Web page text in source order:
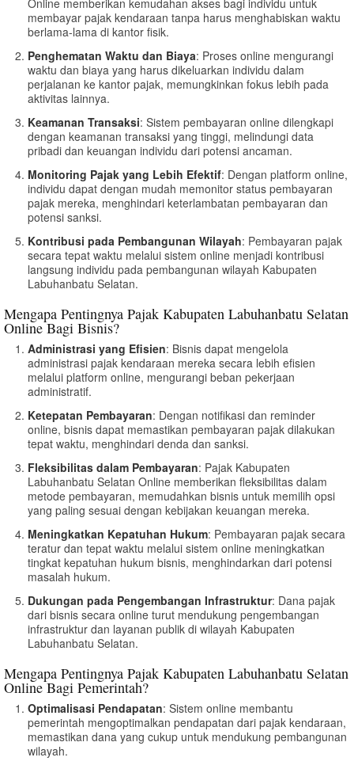
membayar pajak kendaraan tanpa harus menghabiskan waktu
berlama-lama di kantor fisik.
Penghematan Waktu dan Biaya: Proses online mengurangi
waktu dan biaya yang harus dikeluarkan individu dalam
perjalanan ke kantor pajak, memungkinkan fokus lebih pada
aktivitas lainnya.
Keamanan Transaksi: Sistem pembayaran online dilengkapi
dengan keamanan transaksi yang tinggi, melindungi data
pribadi dan keuangan individu dari potensi ancaman.
Monitoring Pajak yang Lebih Efektif: Dengan platform online,
individu dapat dengan mudah memonitor status pembayaran
pajak mereka, menghindari keterlambatan pembayaran dan
potensi sanksi.
Kontribusi pada Pembangunan Wilayah: Pembayaran pajak
secara tepat waktu melalui sistem online menjadi kontribusi
langsung individu pada pembangunan wilayah Kabupaten
Labuhanbatu Selatan.
Mengapa Pentingnya Pajak Kabupaten Labuhanbatu Selatan
Online Bagi Bisnis?
Administrasi yang Efisien: Bisnis dapat mengelola
administrasi pajak kendaraan mereka secara lebih efisien
melalui platform online, mengurangi beban pekerjaan
administratif.
Ketepatan Pembayaran: Dengan notifikasi dan reminder
online, bisnis dapat memastikan pembayaran pajak dilakukan
tepat waktu, menghindari denda dan sanksi.
Fleksibilitas dalam Pembayaran: Pajak Kabupaten
Labuhanbatu Selatan Online memberikan fleksibilitas dalam
metode pembayaran, memudahkan bisnis untuk memilih opsi
yang paling sesuai dengan kebijakan keuangan mereka.
Meningkatkan Kepatuhan Hukum: Pembayaran pajak secara
teratur dan tepat waktu melalui sistem online meningkatkan
tingkat kepatuhan hukum bisnis, menghindarkan dari potensi
masalah hukum.
Dukungan pada Pengembangan Infrastruktur: Dana pajak
dari bisnis secara online turut mendukung pengembangan
infrastruktur dan layanan publik di wilayah Kabupaten
Labuhanbatu Selatan.
Mengapa Pentingnya Pajak Kabupaten Labuhanbatu Selatan
Online Bagi Pemerintah?
Optimalisasi Pendapatan: Sistem online membantu
pemerintah mengoptimalkan pendapatan dari pajak kendaraan,
memastikan dana yang cukup untuk mendukung pembangunan
wilayah.